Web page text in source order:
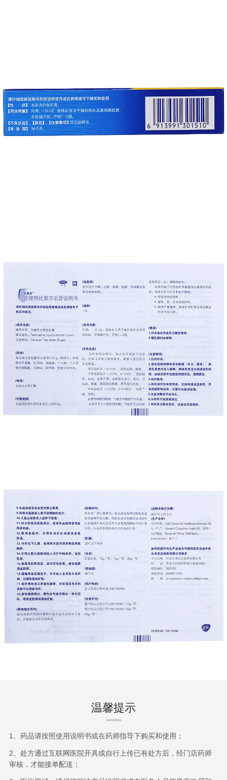
温馨提示
1、药品请按照使用说明书或在药师指导下购买和使用；
2、处方通过互联网医院开具或自行上传已有处方后，经门店药师
审核，才能接单配送；